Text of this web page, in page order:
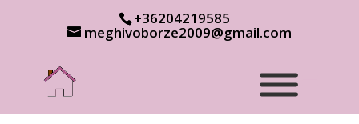
+36204219585
meghivoborze2009@gmail.com